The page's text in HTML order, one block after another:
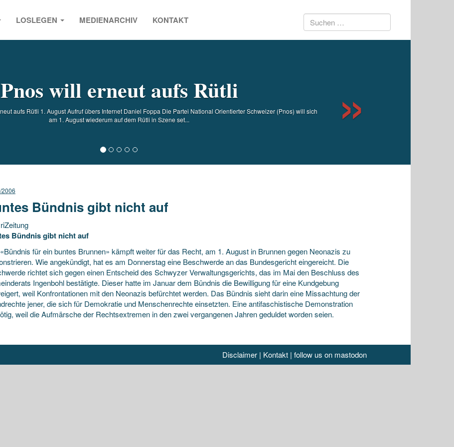
LOSLEGEN MEDIENARCHIV KONTAKT Suchen
Pnos will erneut aufs Rütli
aufs Rütli 1. August Aufruf übers Internet Daniel Foppa Die Partei National Orientierter Schweizer (Pnos) will sich
am 1. August wiederum auf dem Rütli in Szene set...
Bündnis gibt nicht auf
Bündnis gibt nicht auf
für ein buntes Brunnen» kämpft weiter für das Recht, am 1. August in Brunnen gegen Neonazis zu
Wie angekündigt, hat es am Donnerstag eine Beschwerde an das Bundesgericht eingereicht. Die
richtet sich gegen einen Entscheid des Schwyzer Verwaltungsgerichts, das im Mai den Beschluss des
Ingenbohl bestätigte. Dieser hatte im Januar dem Bündnis die Bewilligung für eine Kundgebung
weil Konfrontationen mit den Neonazis befürchtet werden. Das Bündnis sieht darin eine Missachtung der
jener, die sich für Demokratie und Menschenrechte einsetzten. Eine antifaschistische Demonstration
weil die Aufmärsche der Rechtsextremen in den zwei vergangenen Jahren geduldet worden seien.
Disclaimer| Kontakt| follow us on mastodon